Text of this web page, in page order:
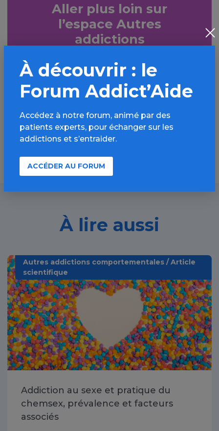
Aller plus loin sur
l’espace Autres
addictions
Informations, parcours d’évaluations,
bonnes pratiques, FAQ, annuaires,
ressources, actualités...
Découvrir
À lire aussi
Autres addictions comportementales / Article
scientifique
Addiction au sexe et pratique du
chemsex, prévalence et facteurs
associés
À découvrir : le
Forum Addict’Aide
Accédez à notre forum, animé par des
patients experts, pour échanger sur les
addictions et s’entraider.
ACCÉDER AU FORUM